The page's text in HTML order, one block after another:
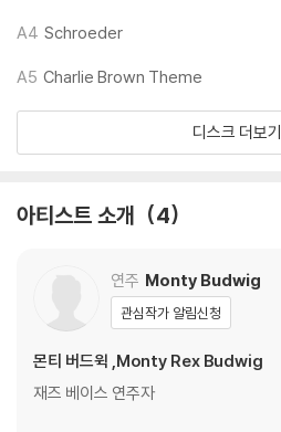
A4 Schroeder
A5 Charlie Brown Theme
디스크 더보기
아티스트 소개 4
연주 Monty Budwig
관심작가 알림신청
몬티 버드윅 ,Monty Rex Budwig
재즈 베이스 연주자